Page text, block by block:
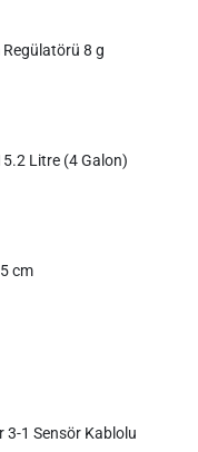
8 g
Litre (4 Galon)
cm
3-1 Sensör Kablolu